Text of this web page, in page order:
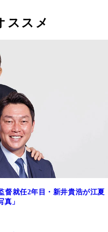
ススメ
就任2年目・新井貴浩が江夏
」